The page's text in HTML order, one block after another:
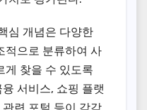
심 개념은 다양한
적으로 분류하여 사
게 찾을 수 있도록
서비스, 쇼핑 플랫